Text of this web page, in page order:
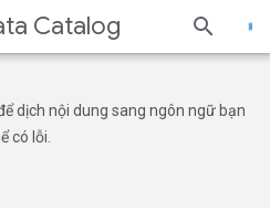
Catalog
dịch nội dung sang ngôn ngữ bạn
có lỗi.